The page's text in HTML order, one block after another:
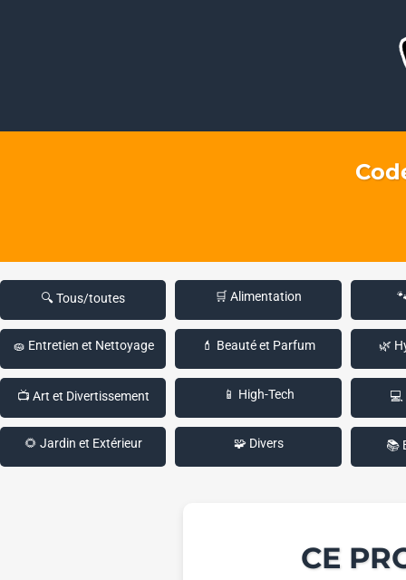
🔍 Tous/toutes 🛒 Alimentation
🧽 Entretien et Nettoyage 💄 Beauté et Parfum 🌿
📺 Art et Divertissement 📱 High-Tech 💻
🌻 Jardin et Extérieur 🧩 Divers 📚
CE